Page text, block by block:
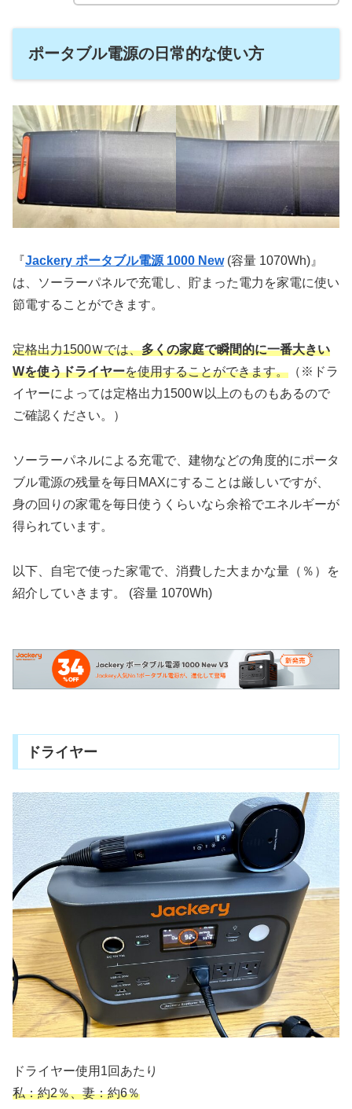
ポータブル電源の日常的な使い方
『Jackery ポータブル電源 1000 New(容量 1070Wh)』
は、ソーラーパネルで充電し、貯まった電力を家電に使い
節電することができます。
定格出力1500Ｗでは、多くの家庭で瞬間的に一番大きい
Wを使うドライヤーを使用することができます。 （※ドラ
イヤーによっては定格出力1500Ｗ以上のものもあるので
ご確認ください。）
ソーラーパネルによる充電で、建物などの角度的にポータ
ブル電源の残量を毎日MAXにすることは厳しいですが、
身の回りの家電を毎日使うくらいなら余裕でエネルギーが
得られています。
以下、自宅で使った家電で、消費した大まかな量（％）を
紹介していきます。 (容量 1070Wh)
ドライヤー
ドライヤー使用1回あたり
私：約2％、妻：約6％